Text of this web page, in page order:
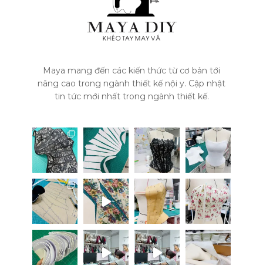
Maya mang đến các kiến thức từ cơ bản tới
nâng cao trong ngành thiết kế nội y. Cập nhật
tin tức mới nhất trong ngành thiết kế.